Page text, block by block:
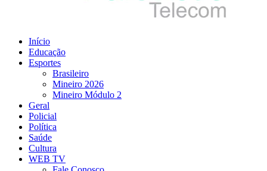
Início
Educação
Esportes
Brasileiro
Mineiro 2026
Mineiro Módulo 2
Geral
Policial
Política
Saúde
Cultura
WEB TV